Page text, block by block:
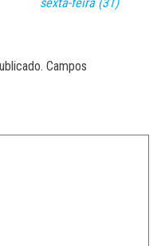
Campos